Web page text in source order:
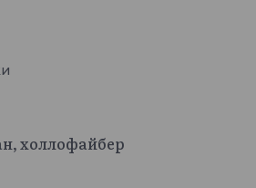
холлофайбер